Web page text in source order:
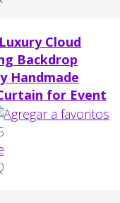
Cloud
Backdrop
Handmade
for Event